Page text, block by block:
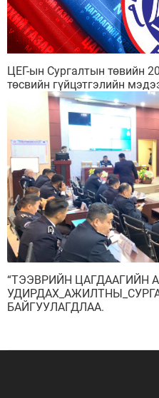
ЦЕГ-ын Сургалтын төвийн
төсвийн гүйцэтгэлийн
“ТЭЭВРИЙН ЦАГДААГИЙН
БАЙГУУЛАГДЛАА.